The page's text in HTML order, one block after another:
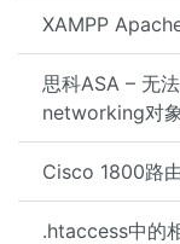
XAMPP
思科ASA – 无
networking对
Cisco 1800路
.htaccess中的